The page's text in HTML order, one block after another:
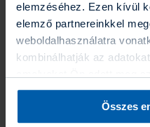
elemzéséhez. Ezen kívül
elemző partnereinkkel
weboldalhasználatra
kombinálhatják az
használt más
megjelenítése” gombra
Összes
Jövőcél nyugdíjbiztosítás
Választhat a szakembereink
kockázati szintű és
optimalizált befektetési
határozni a kívánt befektetési